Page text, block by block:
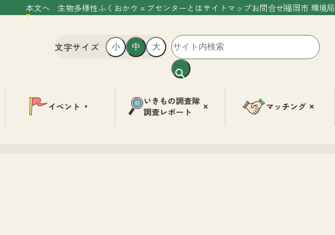
本文へ 生物多様性ふくおかウェブセンターとはサイトマップお問合せ福岡市 環境局
文字サイズ 小 中 大
イベント
いきもの調査隊
調査レポート
マッチング